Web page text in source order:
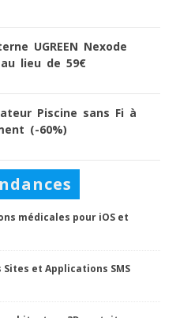
UGREEN Nexode
lieu de 59€
Piscine sans Fi à
(-60%)
médicales pour iOS et
Sites et Applications SMS